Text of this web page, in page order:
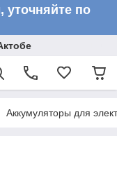
уточняйте по
Аккумуляторы для